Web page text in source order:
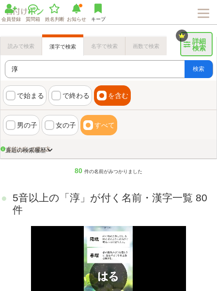
会員登録 質問箱 姓名判断 お知らせ キープ
詳細
検索
読みで検索 漢字で検索 名字で検索 画数で検索
検索
で始まる で終わる を含む
男の子 女の子 すべて
画数検索のヒント
名付けポンの使い方
直近の検索履歴
80 件の名前がみつかりました
5音以上の「淳」が付く名前・漢字一覧 80
件